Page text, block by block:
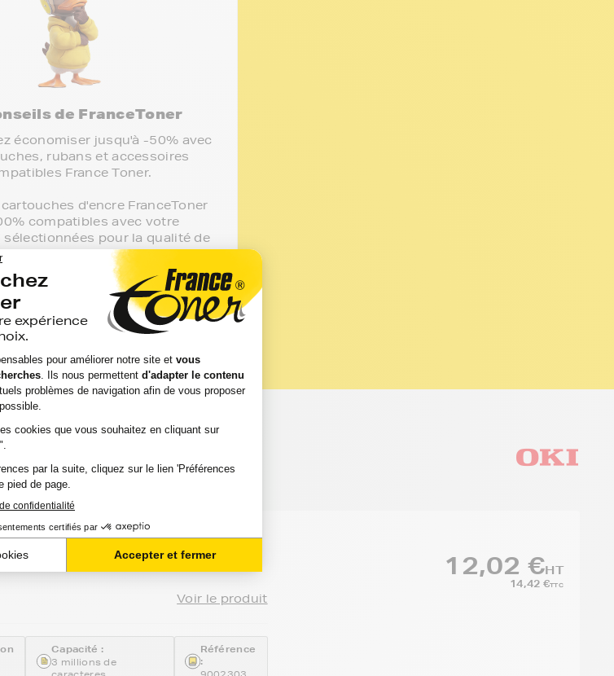
de FranceToner
économiser jusqu'à -50% avec
rubans et accessoires
France Toner.
d'encre FranceToner
compatibles avec votre
sélectionnées pour la qualité de
2 ans. 80% de nos clients
ces cartouches.
MICROLINE 320 ELITE
retrouvez les rubans de marque
9002303 - NOIR -
Voir le produit
Capacité :
3 millions de
caracteres
Référence
:
9002303
12,02 €HT
14,42 €TTC